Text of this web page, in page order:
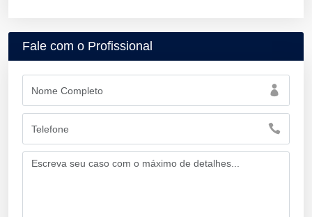
Fale com o Profissional